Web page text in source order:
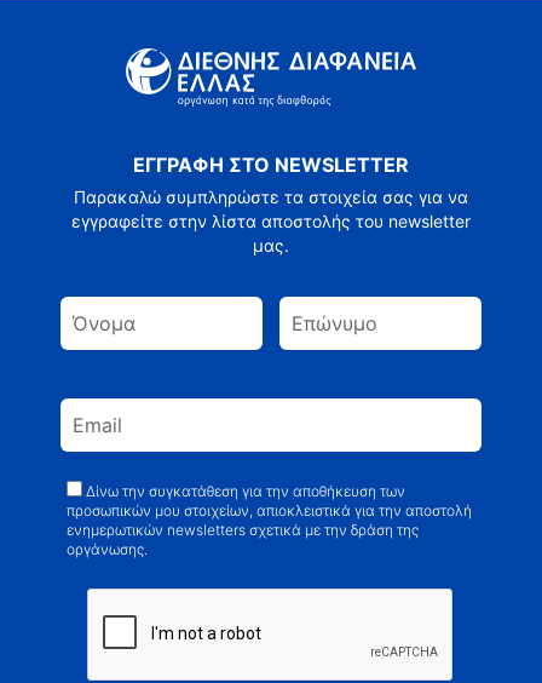
ΕΓΓΡΑΦΗ ΣΤΟ NEWSLETTER
Παρακαλώ συμπληρώστε τα στοιχεία σας για να
εγγραφείτε στην λίστα αποστολής του newsletter
μας.
Δίνω την συγκατάθεση για την αποθήκευση των
προσωπικών μου στοιχείων, απιοκλειστικά για την αποστολή
ενημερωτικών newsletters σχετικά με την δράση της
οργάνωσης.